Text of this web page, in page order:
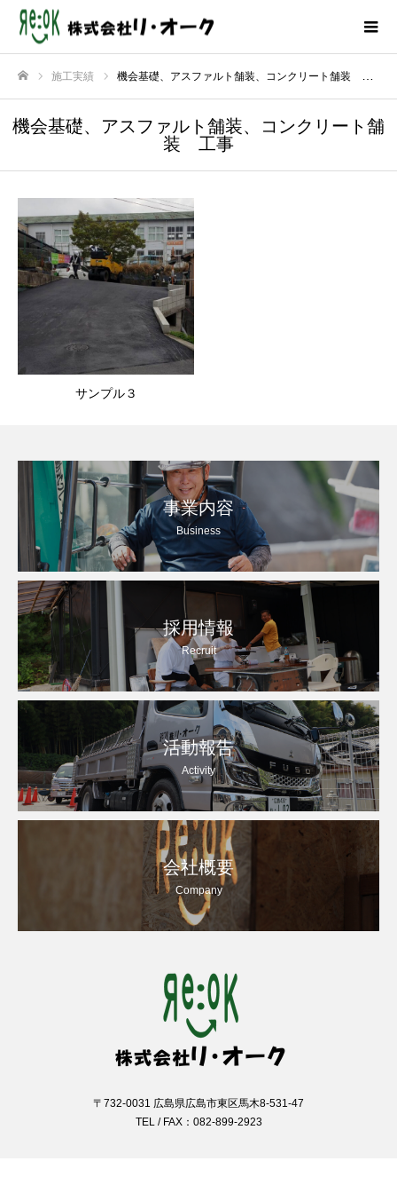
施工実績 機会基礎、アスファルト舗装、コンクリート舗装 工事
機会基礎、アスファルト舗装、コンクリート舗
装 工事
サンプル３
事業内容
Business
採用情報
Recruit
活動報告
Activity
会社概要
Company
〒732-0031 広島県広島市東区馬木8-531-47
TEL / FAX：082-899-2923